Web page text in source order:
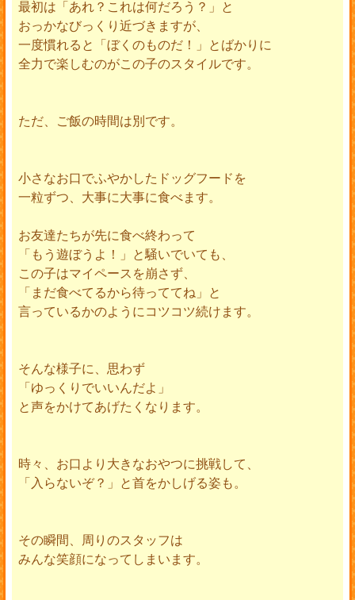
最初は「あれ？これは何だろう？」と
おっかなびっくり近づきますが、
一度慣れると「ぼくのものだ！」とばかりに
全力で楽しむのがこの子のスタイルです。
ただ、ご飯の時間は別です。
小さなお口でふやかしたドッグフードを
一粒ずつ、大事に大事に食べます。
お友達たちが先に食べ終わって
「もう遊ぼうよ！」と騒いでいても、
この子はマイペースを崩さず、
「まだ食べてるから待っててね」と
言っているかのようにコツコツ続けます。
そんな様子に、思わず
「ゆっくりでいいんだよ」
と声をかけてあげたくなります。
時々、お口より大きなおやつに挑戦して、
「入らないぞ？」と首をかしげる姿も。
その瞬間、周りのスタッフは
みんな笑顔になってしまいます。